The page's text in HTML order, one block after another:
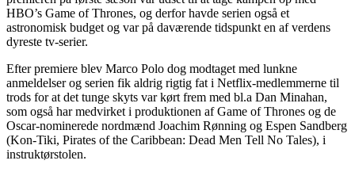
HBO’s Game of Thrones, og derfor havde serien også et
astronomisk budget og var på daværende tidspunkt en af verdens
dyreste tv-serier.
Efter premiere blev Marco Polo dog modtaget med lunkne
anmeldelser og serien fik aldrig rigtig fat i Netflix-medlemmerne til
trods for at det tunge skyts var kørt frem med bl.a Dan Minahan,
som også har medvirket i produktionen af Game of Thrones og de
Oscar-nominerede nordmænd Joachim Rønning og Espen Sandberg
(Kon-Tiki, Pirates of the Caribbean: Dead Men Tell No Tales), i
instruktørstolen.